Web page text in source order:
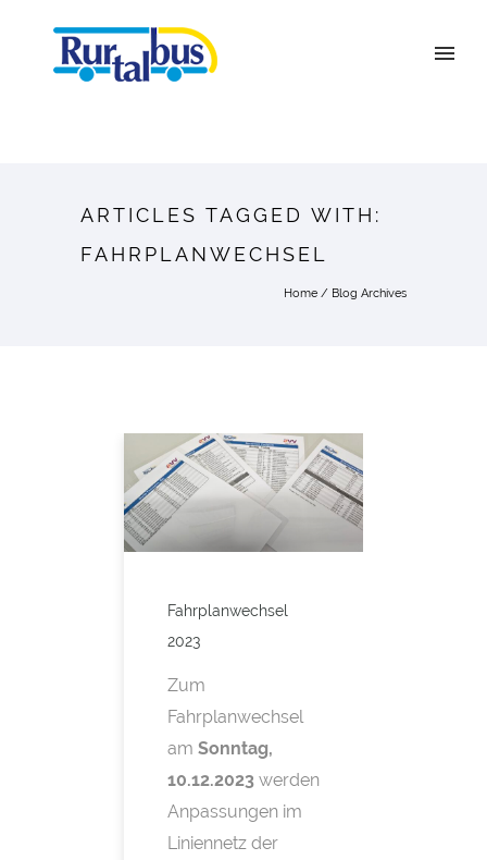
ARTICLES TAGGED WITH:
FAHRPLANWECHSEL
Home / Blog Archives
Fahrplanwechsel
2023
Zum
Fahrplanwechsel
am Sonntag,
10.12.2023 werden
Anpassungen im
Liniennetz der